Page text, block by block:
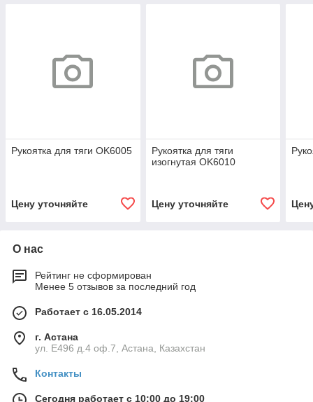
Рукоятка для тяги OK6005
Цену уточняйте
Рукоятка для тяги
изогнутая OK6010
Цену уточняйте
О нас
Рейтинг не сформирован
Менее 5 отзывов за последний год
Работает с 16.05.2014
г. Астана
ул. Е496 д.4 оф.7, Астана, Казахстан
Контакты
Сегодня работает с 10:00 до 19:00